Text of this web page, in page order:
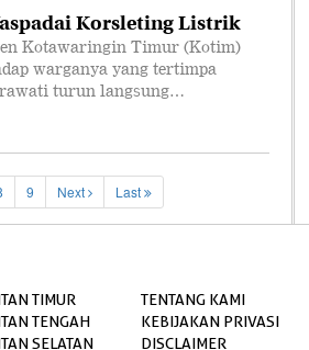
Korsleting Listrik
Kotawaringin Timur (Kotim)
warganya yang tertimpa
turun langsung…
9 Next Last
TIMUR
TENGAH
SELATAN
TENTANG KAMI
KEBIJAKAN PRIVASI
DISCLAIMER